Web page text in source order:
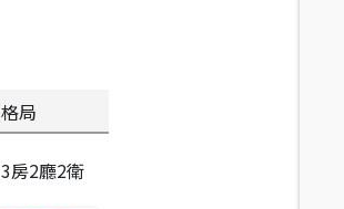
格局
3房2廳2衛